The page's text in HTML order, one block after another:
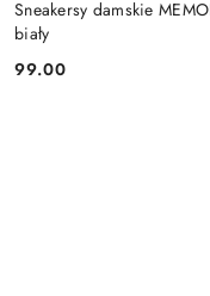
Sneakersy damskie
biały
Cena:
99.00